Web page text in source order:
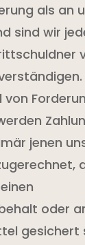
als an
sind wir
von
jenen
oder
gesichert